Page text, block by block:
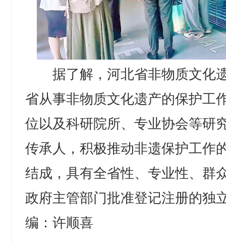
据了解，河北省非物质文化
省从事非物质文化遗产的保护工
位以及科研院所、专业协会等研
传承人，积极推动非遗保护工作
结成，具有全省性、专业性、群
政府主管部门批准登记注册的独
编：许顺喜